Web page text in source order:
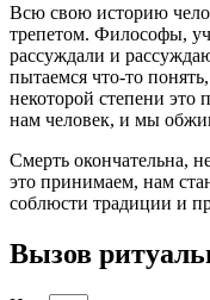
Всю свою историю
трепетом. Философы,
рассуждали и
пытаемся что-то
некоторой степени это
нам человек, и мы
Смерть окончательна,
это принимаем, нам
соблюсти традиции и
Вызов